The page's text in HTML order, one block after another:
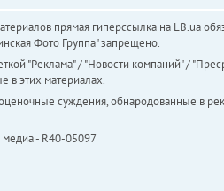
прямая гиперссылка на LB.ua
Фото Группа" запрещено.
"Реклама" / "Новости компаний" /
в этих материалах.
суждения, обнародованные в
- R40-05097